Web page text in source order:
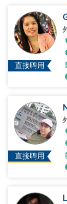
直接聘用
直接聘用